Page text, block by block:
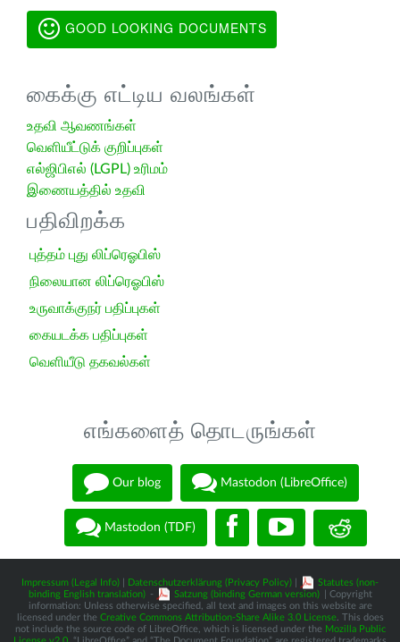
GOOD LOOKING DOCUMENTS
கைக்கு எட்டிய வலங்கள்
உதவி ஆவணங்கள்
வெளியீட்டுக் குறிப்புகள்
எல்ஜிபிஎல் (LGPL) உரிமம்
இணையத்தில் உதவி
பதிவிறக்க
புத்தம் புது லிப்ரெஓபிஸ்
நிலையான லிப்ரெஓபிஸ்
உருவாக்குநர் பதிப்புகள்
கையடக்க பதிப்புகள்
வெளியீடு தகவல்கள்
எங்களைத் தொடருங்கள்
Our blog Mastodon (LibreOffice)
Mastodon (TDF)
Impressum (Legal Info) Datenschutzerklärung (Privacy Policy)
Statutes (non-
binding English translation) - Satzung (binding German version)
| Copyright
information: Unless otherwise specified, all text and images on this website are
licensed under the Creative Commons Attribution-Share Alike 3.0 License. This does
not include the source code of LibreOffice, which is licensed under the Mozilla Public